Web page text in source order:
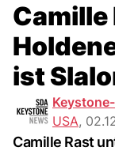
Camille
ist
USA,
Camille Rast